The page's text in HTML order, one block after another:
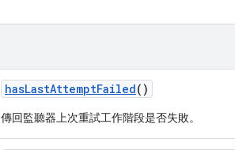
hasLastAttemptFailed()
傳回監聽器上次重試工作階段是否失敗。